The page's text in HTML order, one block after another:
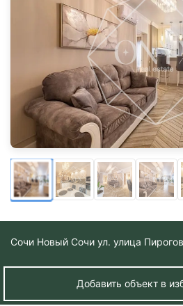
Сочи Новый Сочи ул. улица
Добавить объект в